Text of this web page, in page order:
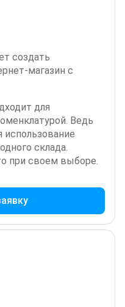
создать
магазин с
для
Ведь
использование
склада.
при своем выборе.